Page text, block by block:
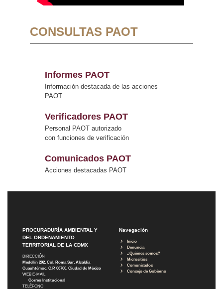
CONSULTAS PAOT
Informes PAOT
Información destacada de las acciones
PAOT
Verificadores PAOT
Personal PAOT autorizado
con funciones de verificación
Comunicados PAOT
Acciones destacadas PAOT
PROCURADURÍA AMBIENTAL Y
DEL ORDENAMIENTO
TERRITORIAL DE LA CDMX
DIRECCIÓN
Medellín 202, Col. Roma Sur, Alcaldía
Cuauhtémoc, C.P. 06700, Ciudad de México
WEB E-MAIL
Correo Institucional
TELÉFONO
Navegación
Inicio
Denuncia
¿Quiénes somos?
Micrositios
Comunicados
Consejo de Gobierno